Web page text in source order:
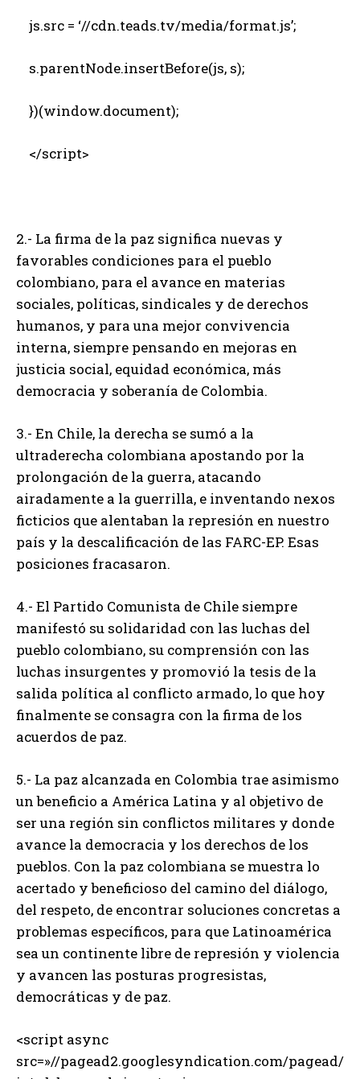
js.src = ‘//cdn.teads.tv/media/format.js’;
s.parentNode.insertBefore(js, s);
})(window.document);
</script>
2.- La firma de la paz significa nuevas y
favorables condiciones para el pueblo
colombiano, para el avance en materias
sociales, políticas, sindicales y de derechos
humanos, y para una mejor convivencia
interna, siempre pensando en mejoras en
justicia social, equidad económica, más
democracia y soberanía de Colombia.
3.- En Chile, la derecha se sumó a la
ultraderecha colombiana apostando por la
prolongación de la guerra, atacando
airadamente a la guerrilla, e inventando nexos
ficticios que alentaban la represión en nuestro
país y la descalificación de las FARC-EP. Esas
posiciones fracasaron.
4.- El Partido Comunista de Chile siempre
manifestó su solidaridad con las luchas del
pueblo colombiano, su comprensión con las
luchas insurgentes y promovió la tesis de la
salida política al conflicto armado, lo que hoy
finalmente se consagra con la firma de los
acuerdos de paz.
5.- La paz alcanzada en Colombia trae asimismo
un beneficio a América Latina y al objetivo de
ser una región sin conflictos militares y donde
avance la democracia y los derechos de los
pueblos. Con la paz colombiana se muestra lo
acertado y beneficioso del camino del diálogo,
del respeto, de encontrar soluciones concretas a
problemas específicos, para que Latinoamérica
sea un continente libre de represión y violencia
y avancen las posturas progresistas,
democráticas y de paz.
<script async
src=»//pagead2.googlesyndication.com/pagead/